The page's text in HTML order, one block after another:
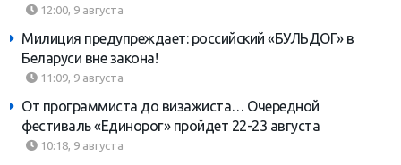
12:00, 9 августа
Милиция предупреждает: российский «БУЛЬДОГ» в
Беларуси вне закона!
11:09, 9 августа
От программиста до визажиста… Очередной
фестиваль «Единорог» пройдет 22-23 августа
10:18, 9 августа